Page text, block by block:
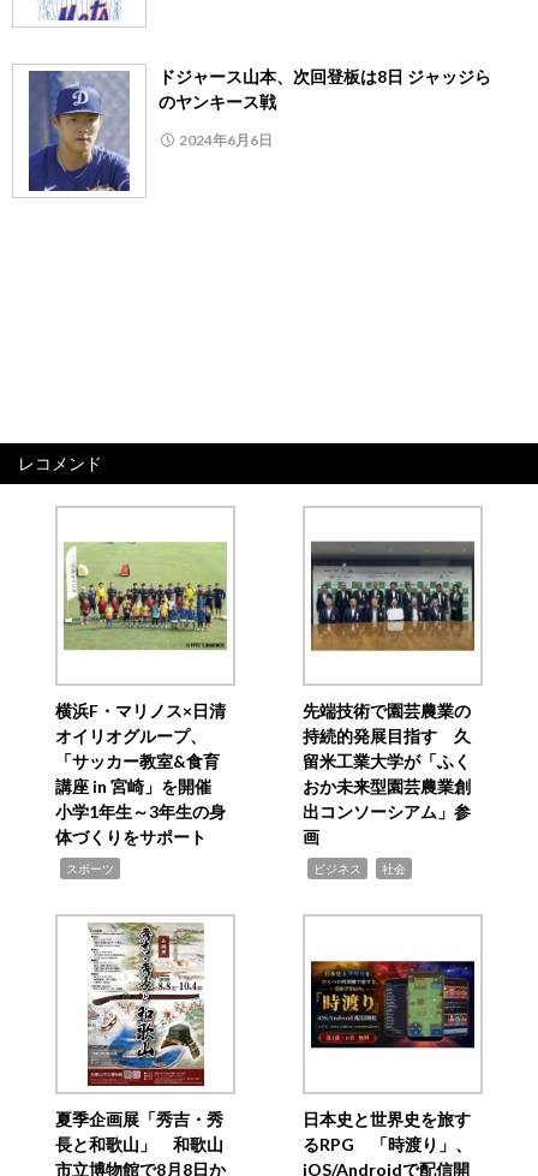
ドジャース山本、次回登板は8日 ジャッジら
のヤンキース戦
2024年6月6日
レコメンド
横浜F・マリノス×日清
オイリオグループ、
「サッカー教室&食育
講座 in 宮崎」を開催
小学1年生～3年生の身
体づくりをサポート
スポーツ
先端技術で園芸農業の
持続的発展目指す 久
留米工業大学が「ふく
おか未来型園芸農業創
出コンソーシアム」参
画
ビジネス 社会
夏季企画展「秀吉・秀
長と和歌山」 和歌山
市立博物館で8月8日か
日本史と世界史を旅す
るRPG 「時渡り」、
iOS/Androidで配信開